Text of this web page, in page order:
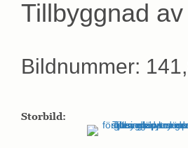
Tillbyggnad
Bildnummer:
Storbild: